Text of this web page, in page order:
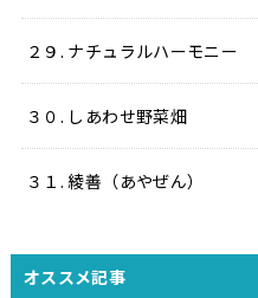
２９. ナチュラルハーモニー
３０. しあわせ野菜畑
３１. 綾善（あやぜん）
オススメ記事